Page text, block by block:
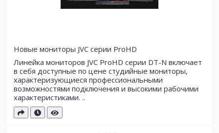
Новые мониторы JVC серии ProHD
Линейка мониторов JVC ProHD серии DT-N включает
в себя доступные по цене студийные мониторы,
характеризующиеся профессиональными
возможностями подключения и высокими рабочими
характеристиками. ..